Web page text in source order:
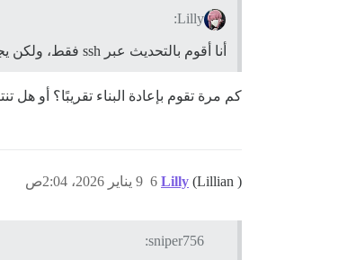
Lilly:
أنا أقوم بالتحديث عبر ssh فقط، ولكن يجب أن يعمل كلاهما لتحديث Discourse. ومع ذلك، يجب عليك تحديث Docker عبر سطر الأوامر (التحديثات أقل تكرارًا).
كم مرة تقوم بإعادة البناء تقريبًا؟ أو
Lilly (Lillian ) 9 يناير 2026، 2:04ص 6
sniper756: